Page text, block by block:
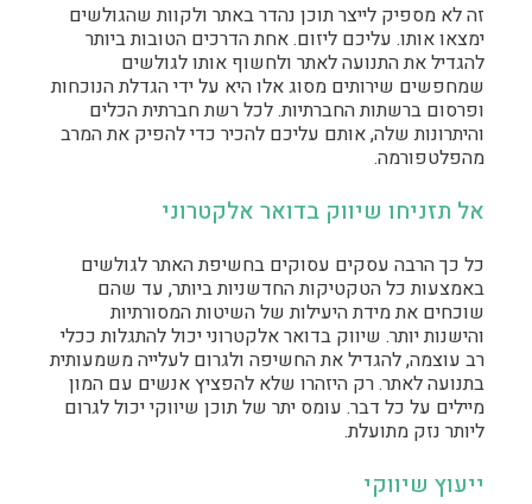
זה לא מספיק לייצר תוכן נהדר באתר ולקוות שהגולשים
ימצאו אותו. עליכם ליזום. אחת הדרכים הטובות ביותר
להגדיל את התנועה לאתר ולחשוף אותו לגולשים
שמחפשים שירותים מסוג אלו היא על ידי הגדלת הנוכחות
ופרסום ברשתות החברתיות. לכל רשת חברתית הכלים
והיתרונות שלה, אותם עליכם להכיר כדי להפיק את המרב
מהפלטפורמה.
אל תזניחו שיווק בדואר אלקטרוני
כל כך הרבה עסקים עסוקים בחשיפת האתר לגולשים
באמצעות כל הטקטיקות החדשניות ביותר, עד שהם
שוכחים את מידת היעילות של השיטות המסורתיות
והישנות יותר. שיווק בדואר אלקטרוני יכול להתגלות ככלי
רב עוצמה, להגדיל את החשיפה ולגרום לעלייה משמעותית
בתנועה לאתר. רק היזהרו שלא להפציץ אנשים עם המון
מיילים על כל דבר. עומס יתר של תוכן שיווקי יכול לגרום
ליותר נזק מתועלת.
ייעוץ שיווקי